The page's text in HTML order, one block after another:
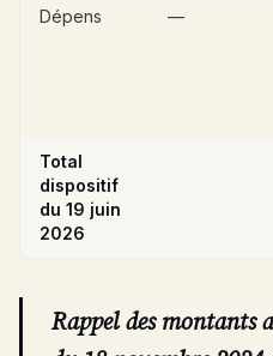
Dépens —
Total
dispositif
du 19 juin
2026
Rappel des montants